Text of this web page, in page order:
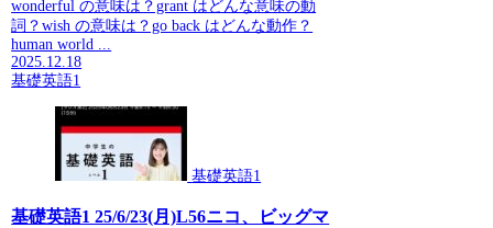
wonderful の意味は？grant はどんな意味の動
詞？wish の意味は？go back はどんな動作？
human world ...
2025.12.18
基礎英語1
基礎英語1
基礎英語1 25/6/23(月)L56ニコ、ビッグマ